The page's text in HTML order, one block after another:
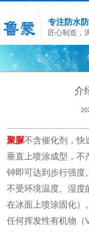
专注防水
匠心制造，
介
聚脲不含催化剂，快
垂直上喷涂成型，不
钟即可达到步行强度
不受环境温度、湿
在冰面上喷涂固化）
任何挥发性有机物（